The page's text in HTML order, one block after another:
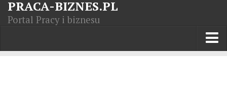
PRACA-BIZNES.PL
Portal Pracy i biznesu